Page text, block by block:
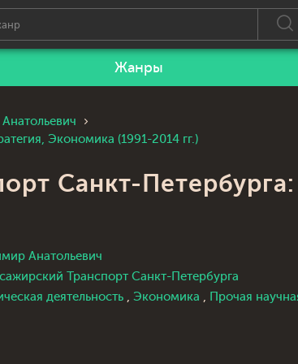
Жанры
Экономика (1991-2014 гг.)
Санкт-
Анатольевич
Транспорт Санкт-Петербурга
деятельность , Экономика , Прочая